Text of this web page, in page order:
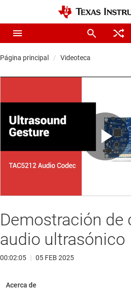
Página principal Videoteca
Demostración de
audio ultrasónico
00:02:05 | 05 FEB 2025